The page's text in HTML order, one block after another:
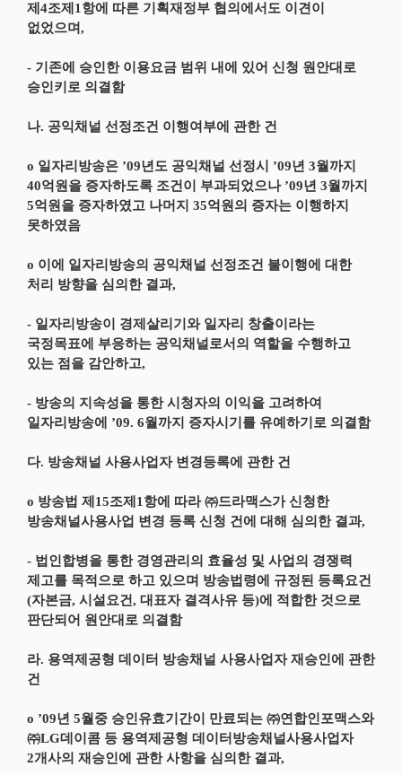
제4조제1항에 따른 기획재정부 협의에서도 이견이
없었으며,
- 기존에 승인한 이용요금 범위 내에 있어 신청 원안대로
승인키로 의결함
나. 공익채널 선정조건 이행여부에 관한 건
o 일자리방송은 ’09년도 공익채널 선정시 ’09년 3월까지
40억원을 증자하도록 조건이 부과되었으나 ’09년 3월까지
5억원을 증자하였고 나머지 35억원의 증자는 이행하지
못하였음
o 이에 일자리방송의 공익채널 선정조건 불이행에 대한
처리 방향을 심의한 결과,
- 일자리방송이 경제살리기와 일자리 창출이라는
국정목표에 부응하는 공익채널로서의 역할을 수행하고
있는 점을 감안하고,
- 방송의 지속성을 통한 시청자의 이익을 고려하여
일자리방송에 ’09. 6월까지 증자시기를 유예하기로 의결함
다. 방송채널 사용사업자 변경등록에 관한 건
o 방송법 제15조제1항에 따라 ㈜드라맥스가 신청한
방송채널사용사업 변경 등록 신청 건에 대해 심의한 결과,
- 법인합병을 통한 경영관리의 효율성 및 사업의 경쟁력
제고를 목적으로 하고 있으며 방송법령에 규정된 등록요건
(자본금, 시설요건, 대표자 결격사유 등)에 적합한 것으로
판단되어 원안대로 의결함
라. 용역제공형 데이터 방송채널 사용사업자 재승인에 관한
건
o ’09년 5월중 승인유효기간이 만료되는 ㈜연합인포맥스와
㈜LG데이콤 등 용역제공형 데이터방송채널사용사업자
2개사의 재승인에 관한 사항을 심의한 결과,